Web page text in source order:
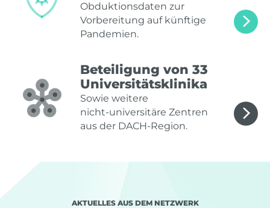
Obduktionsdaten zur
Vorbereitung auf künftige
Pandemien.
Beteiligung von 33
Universitätsklinika
Sowie weitere
nicht‑universitäre Zentren
aus der DACH‑Region.
AKTUELLES AUS DEM NETZWERK